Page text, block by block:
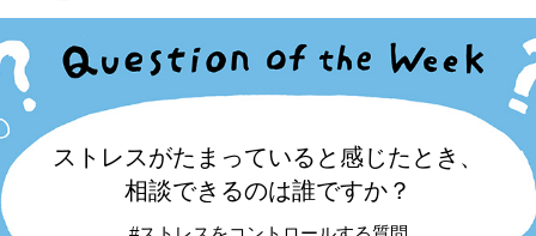
ストレスがたまっていると感じたとき、
相談できるのは誰ですか？